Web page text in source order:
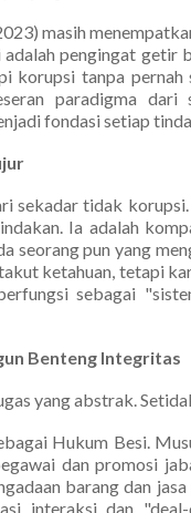
masih
pengingat getir
korupsi tanpa pernah
paradigma
fondasi setiap
sekadar tidak
Ia adalah
seorang pun yang
ketahuan, tetapi
sebagai
Benteng Integritas
yang abstrak.
Hukum Besi.
dan promosi
barang dan
interaksi dan